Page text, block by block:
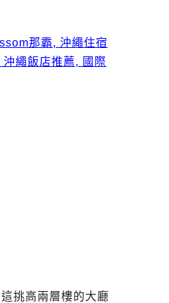
挑高兩層樓的大廳